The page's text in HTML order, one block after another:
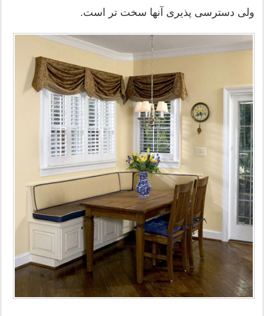
ولی دسترسی پذیری آنها سخت تر است.